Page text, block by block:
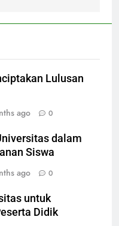
Lulusan
ago 0
dalam
Siswa
ago 0
untuk
Didik